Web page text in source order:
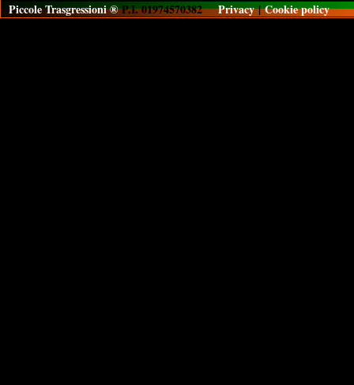
Piccole Trasgressioni ®P.I. 01974570382Privacy|Cookie policy